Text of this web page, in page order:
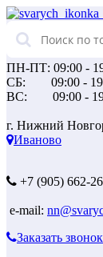
ПН-ПТ: 09:00 -
СБ: 09:00 -
ВС: 09:00 -
г. Нижний
Иваново
+7 (905) 662-
e-mail:
Заказать звонок